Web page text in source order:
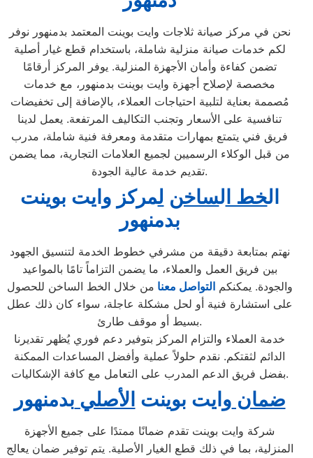
نحن في مركز صيانة ثلاجات وايت بوينت المعتمد بدمنهور نوفر
لكم خدمات صيانة منزلية شاملة، باستخدام قطع غيار أصلية
تضمن كفاءة وأمان الأجهزة المنزلية. يوفر المركز أرقامًا
مخصصة لإصلاح أجهزة وايت بوينت بدمنهور، مع خدمات
مُصممة بعناية لتلبية احتياجات العملاء، بالإضافة إلى تخفيضات
تنافسية على الأسعار وتجنب التكاليف المرتفعة. يعمل لدينا
فريق فني يتمتع بمهارات متقدمة ومعرفة فنية شاملة، مدرب
من قبل الوكلاء الرسميين لجميع العلامات التجارية، مما يضمن
تقديم خدمة عالية الجودة.
الخط ا لساخن لمركز وايت بوينت
بدمنهور
نهتم بمتابعة دقيقة من مشرفي خطوط الخدمة لتنسيق الجهود
بين فريق العمل والعملاء، ما يضمن التزاماً تامًا بالمواعيد
والجودة. يمكنكمالتواصل معنا من خلال الخط الساخن للحصول
على استشارة فنية أو لحل مشكلة عاجلة، سواء كان ذلك عطل
بسيط أو موقف طارئ.
خدمة العملاء والتزام المركز بتوفير دعم فوري يُظهر تقديرنا
الدائم لثقتكم. نقدم حلولاً عملية وأفضل المساعدات الممكنة
بفضل فريق الدعم المدرب على التعامل مع كافة الإشكاليات.
ضمان وايت بوينت الأصلي بدمنهور
شركة وايت بوينت تقدم ضمانًا ممتدًا على جميع الأجهزة
المنزلية، بما في ذلك قطع الغيار الأصلية. يتم توفير ضمان يعالج